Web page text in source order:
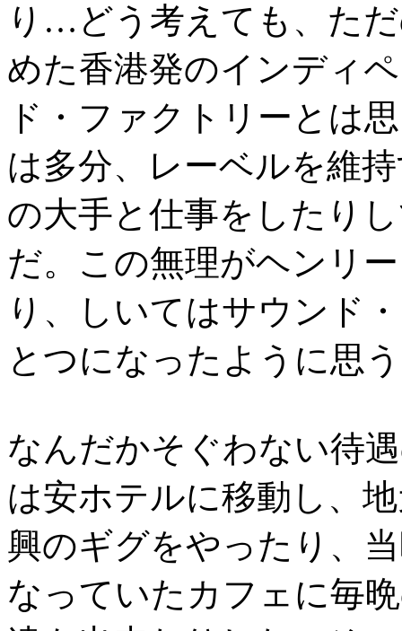
り…どう考えても、た
めた香港発のインディ
ド・ファクトリーとは
は多分、レーベルを維
の大手と仕事をしたり
だ。この無理がヘンリ
り、しいてはサウンド
とつになったように思
なんだかそぐわない待
は安ホテルに移動し、
興のギグをやったり、
なっていたカフェに毎